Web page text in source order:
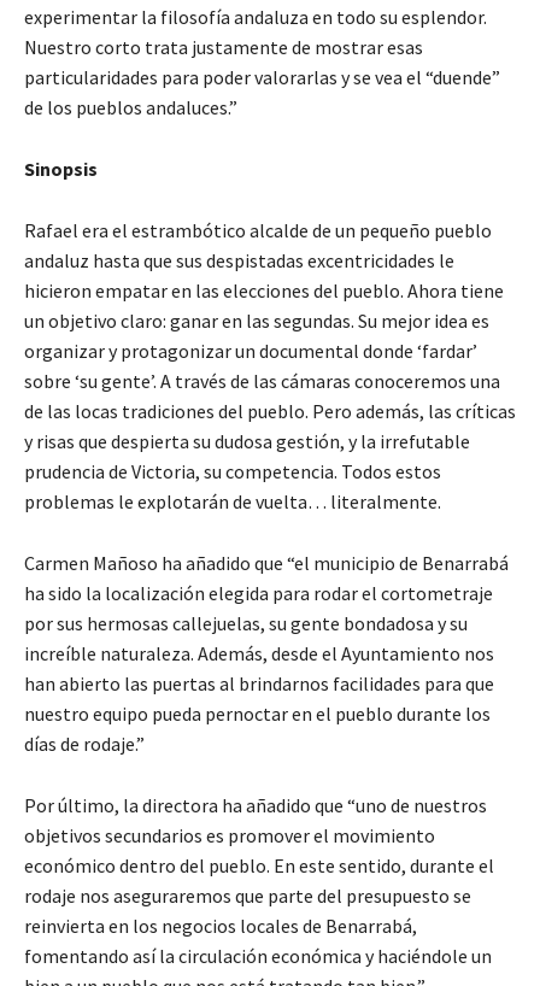
experimentar la filosofía andaluza en todo su esplendor.
Nuestro corto trata justamente de mostrar esas
particularidades para poder valorarlas y se vea el “duende”
de los pueblos andaluces.”
Sinopsis
Rafael era el estrambótico alcalde de un pequeño pueblo
andaluz hasta que sus despistadas excentricidades le
hicieron empatar en las elecciones del pueblo. Ahora tiene
un objetivo claro: ganar en las segundas. Su mejor idea es
organizar y protagonizar un documental donde ‘fardar’
sobre ‘su gente’. A través de las cámaras conoceremos una
de las locas tradiciones del pueblo. Pero además, las críticas
y risas que despierta su dudosa gestión, y la irrefutable
prudencia de Victoria, su competencia. Todos estos
problemas le explotarán de vuelta… literalmente.
Carmen Mañoso ha añadido que “el municipio de Benarrabá
ha sido la localización elegida para rodar el cortometraje
por sus hermosas callejuelas, su gente bondadosa y su
increíble naturaleza. Además, desde el Ayuntamiento nos
han abierto las puertas al brindarnos facilidades para que
nuestro equipo pueda pernoctar en el pueblo durante los
días de rodaje.”
Por último, la directora ha añadido que “uno de nuestros
objetivos secundarios es promover el movimiento
económico dentro del pueblo. En este sentido, durante el
rodaje nos aseguraremos que parte del presupuesto se
reinvierta en los negocios locales de Benarrabá,
fomentando así la circulación económica y haciéndole un